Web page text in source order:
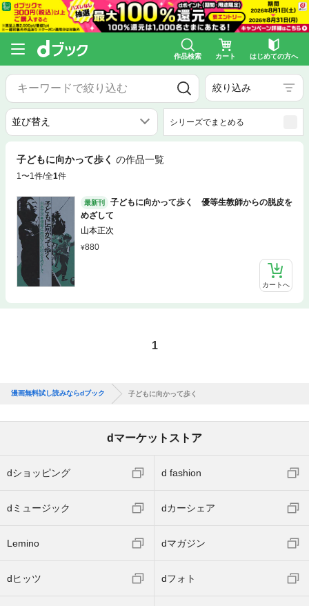
作品検索 カート はじめての方へ
絞り込み
シリーズでまとめる
子どもに向かって歩く の作品一覧
1〜1件/全1件
最新刊
子どもに向かって歩く 優等生教師からの脱皮を
めざして
山本正次
880
カートへ
1
漫画無料試し読みならdブック 子どもに向かって歩く
dマーケットストア
dショッピング d fashion
dミュージック dカーシェア
Lemino dマガジン
dヒッツ dフォト